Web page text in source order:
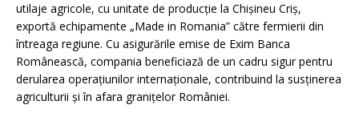
utilaje agricole, cu unitate de producție la Chișineu Criș,
exportă echipamente „Made in Romania” către fermierii din
întreaga regiune. Cu asigurările emise de Exim Banca
Românească, compania beneficiază de un cadru sigur pentru
derularea operațiunilor internaționale, contribuind la susținerea
agriculturii și în afara granițelor României.